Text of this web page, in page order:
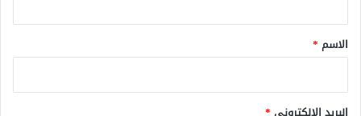
*
الاسم *